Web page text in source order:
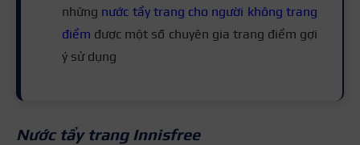
những nước tẩy trang cho người không trang
điểm được một số chuyên gia trang điểm gợi
ý sử dụng
Nước tẩy trang Innisfree